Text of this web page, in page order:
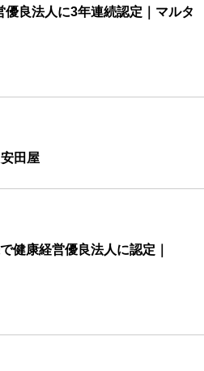
優良法人に3年連続認定｜マルタ
田屋
健康経営優良法人に認定｜